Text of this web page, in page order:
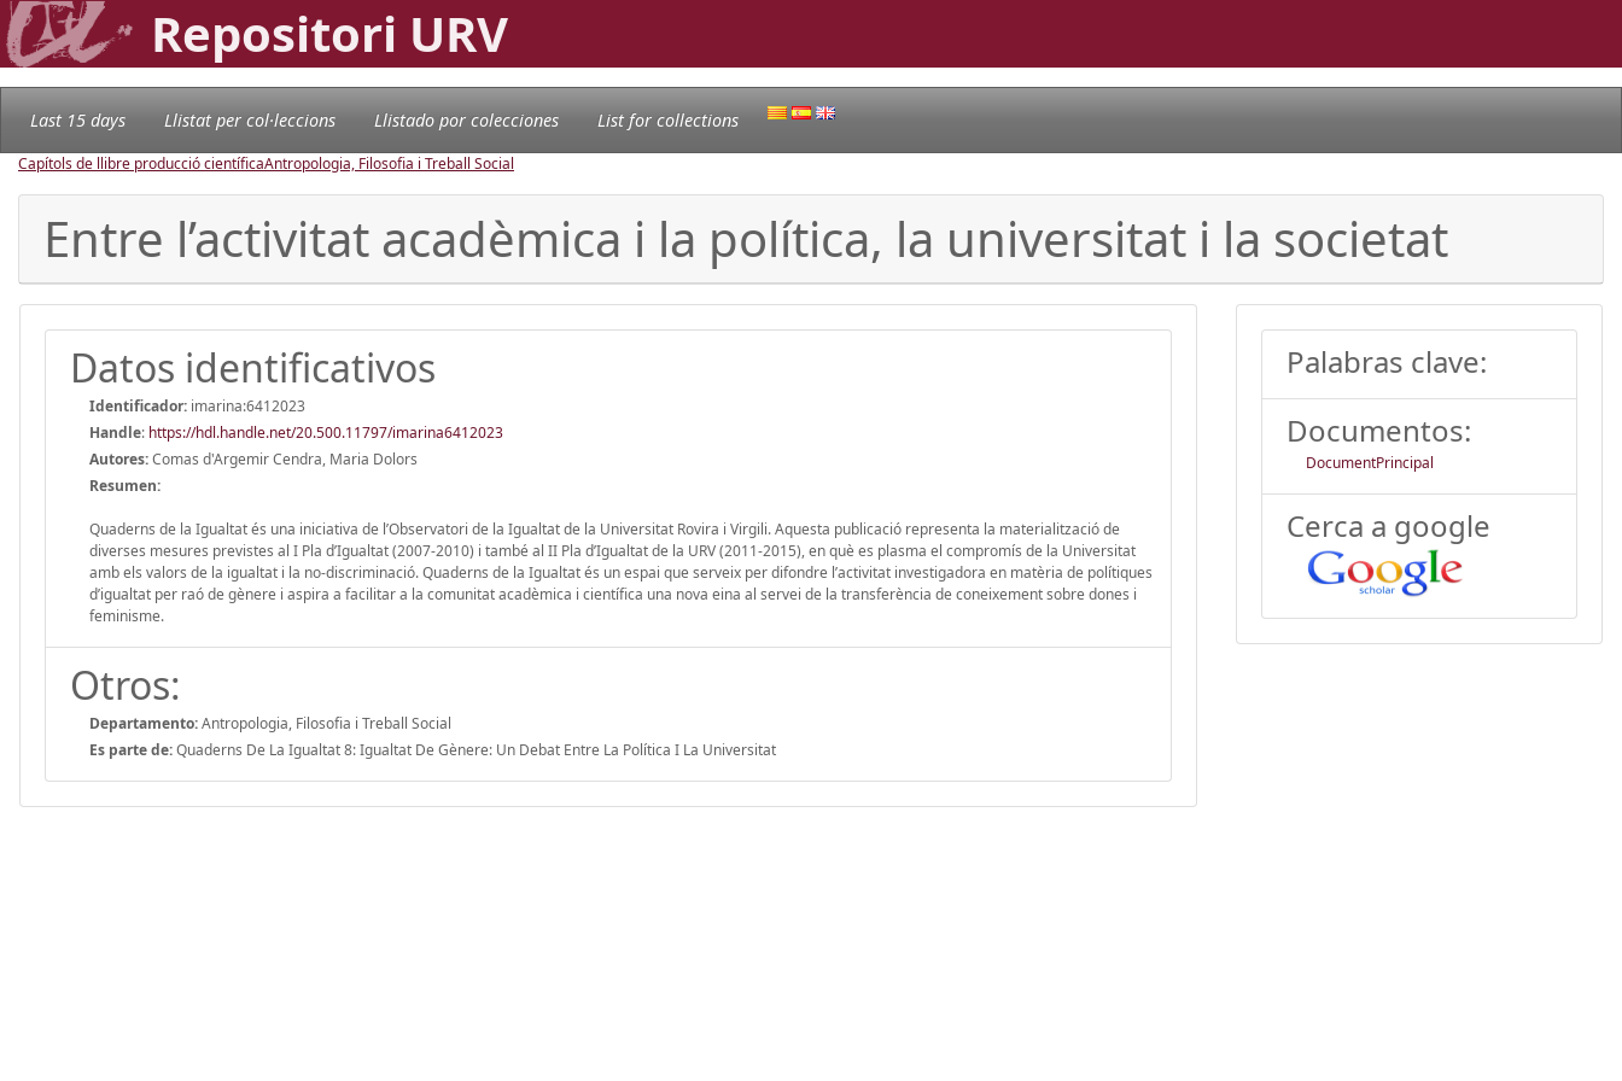
Repositori URV
Last 15 days Llistat per col·leccions Llistado por colecciones List for collections
Capítols de llibre producció científicaAntropologia, Filosofia i Treball Social
Entre l’activitat acadèmica i la política, la universitat i la societat
Datos identificativos
Identificador: imarina:6412023
Handle: https://hdl.handle.net/20.500.11797/imarina6412023
Autores:Comas d'Argemir Cendra, Maria Dolors
Resumen:
Quaderns de la Igualtat és una iniciativa de l’Observatori de la Igualtat de la Universitat Rovira i Virgili. Aquesta publicació representa la materialització de
diverses mesures previstes al I Pla d’Igualtat (2007-2010) i també al II Pla d’Igualtat de la URV (2011-2015), en què es plasma el compromís de la Universitat
amb els valors de la igualtat i la no-discriminació. Quaderns de la Igualtat és un espai que serveix per difondre l’activitat investigadora en matèria de polítiques
d’igualtat per raó de gènere i aspira a facilitar a la comunitat acadèmica i científica una nova eina al servei de la transferència de coneixement sobre dones i
feminisme.
Otros:
Departamento:Antropologia, Filosofia i Treball Social
Es parte de:Quaderns De La Igualtat 8: Igualtat De Gènere: Un Debat Entre La Política I La Universitat
Palabras clave:
Documentos:
DocumentPrincipal
Cerca a google